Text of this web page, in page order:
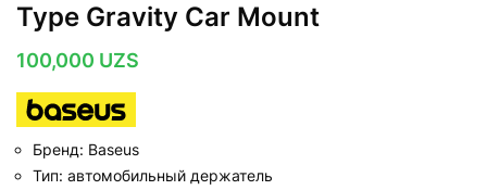
Type Gravity Car Mount
100,000 UZS
Бренд: Baseus
Тип: автомобильный держатель